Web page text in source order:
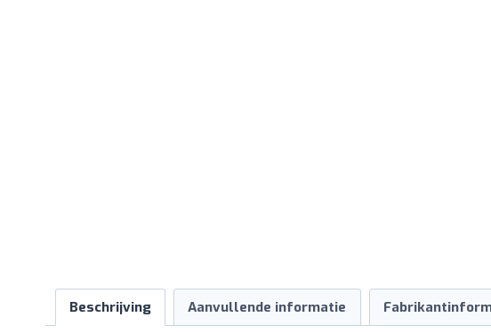
Beschrijving Aanvullende informatie